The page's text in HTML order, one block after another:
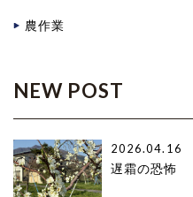
農作業
NEW POST
2026.04.16
遅霜の恐怖